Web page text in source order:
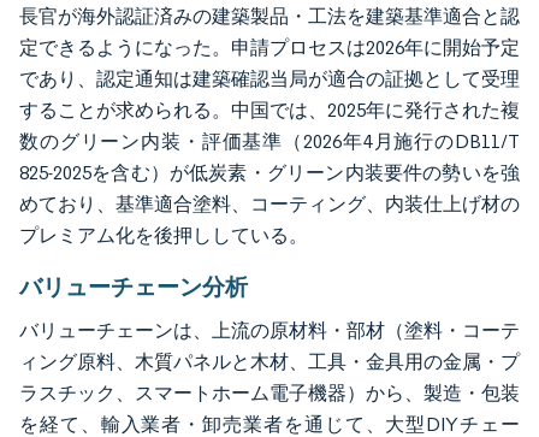
長官が海外認証済みの建築製品・工法を建築基準適合と認
定できるようになった。申請プロセスは2026年に開始予定
であり、認定通知は建築確認当局が適合の証拠として受理
することが求められる。中国では、2025年に発行された複
数のグリーン内装・評価基準（2026年4月施行のDB11/T
825-2025を含む）が低炭素・グリーン内装要件の勢いを強
めており、基準適合塗料、コーティング、内装仕上げ材の
プレミアム化を後押ししている。
バリューチェーン分析
バリューチェーンは、上流の原材料・部材（塗料・コーテ
ィング原料、木質パネルと木材、工具・金具用の金属・プ
ラスチック、スマートホーム電子機器）から、製造・包装
を経て、輸入業者・卸売業者を通じて、大型DIYチェー